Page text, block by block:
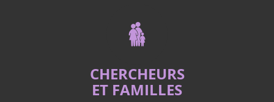
CHERCHEURS
ET FAMILLES